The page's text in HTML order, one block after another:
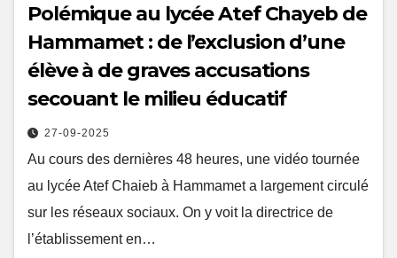
Polémique au lycée Atef Chayeb de
Hammamet : de l’exclusion d’une
élève à de graves accusations
secouant le milieu éducatif
27-09-2025
Au cours des dernières 48 heures, une vidéo tournée
au lycée Atef Chaieb à Hammamet a largement circulé
sur les réseaux sociaux. On y voit la directrice de
l’établissement en…